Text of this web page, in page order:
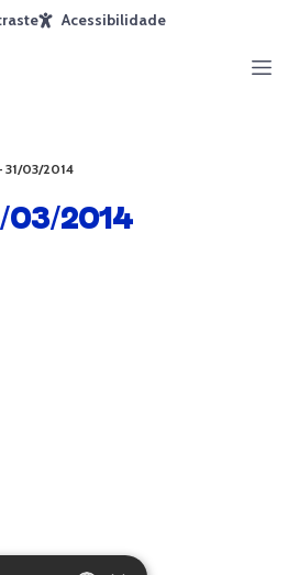
Acessibilidade
31/03/2014
03/2014